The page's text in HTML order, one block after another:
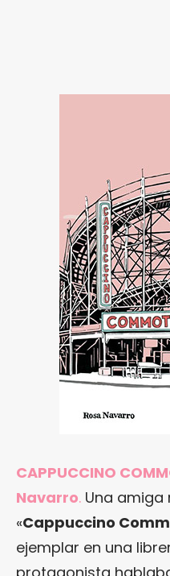
CAPPUCCINO
Navarro. Una amiga
«Cappuccino
ejemplar en una